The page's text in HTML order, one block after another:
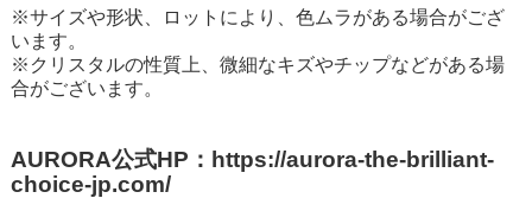
※サイズや形状、ロットにより、色ムラがある場合がござ
います。
※クリスタルの性質上、微細なキズやチップなどがある場
合がございます。
AURORA公式HP：https://aurora-the-brilliant-
choice-jp.com/